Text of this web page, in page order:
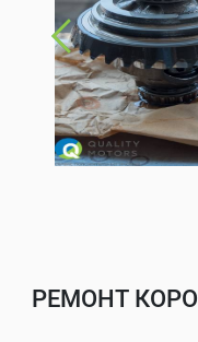
РЕМОНТ